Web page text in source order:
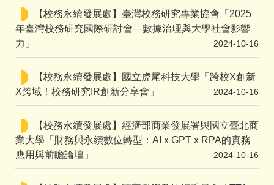
【校務永續發展處】臺灣校務研究專業協會「2025
年臺灣校務研究國際研討會—數據治理與大學社會影響
力」
2024-10-16
【校務永續發展處】國立虎尾科技大學「跨校X創新
X跨域！校務研究IR創新分享會」
2024-10-16
【校務永續發展處】經濟部商業發展署與國立臺北商
業大學「財務與永續數位轉型：AI x GPT x RPA的實務
應用與前瞻論壇」
2024-10-16